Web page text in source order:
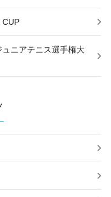
ニアテニス選手権大